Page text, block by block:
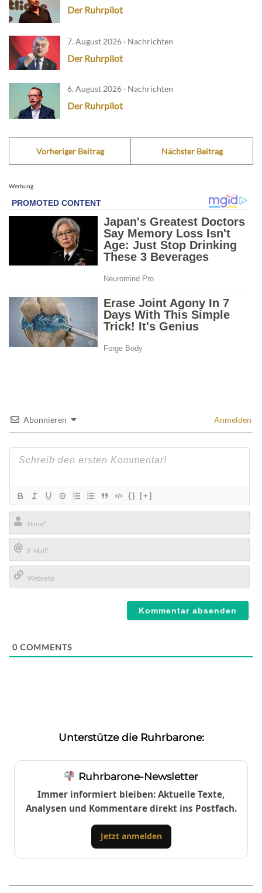
Der Ruhrpilot
7. August 2026 · Nachrichten
Der Ruhrpilot
6. August 2026 · Nachrichten
Der Ruhrpilot
Vorheriger Beitrag Nächster Beitrag
Werbung
Abonnieren Anmelden
{} [+]
Name*
E-
Mail*
0 COMMENTS
Unterstütze die Ruhrbarone:
Ruhrbarone-Newsletter
Immer informiert bleiben: Aktuelle Texte,
Analysen und Kommentare direkt ins Postfach.
Jetzt anmelden